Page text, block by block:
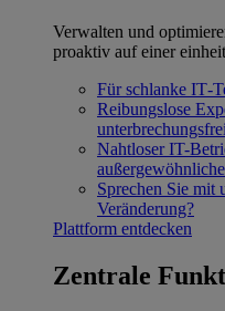
Verwalten und
proaktiv auf einer
Für schlanke
Reibungslose
Nahtloser IT-
Sprechen Sie mit
Veränderung?
Plattform entdecken
Zentrale